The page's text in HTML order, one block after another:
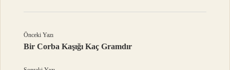
Önceki Yazı
Bir Corba Kaşığı Kaç Gramdır